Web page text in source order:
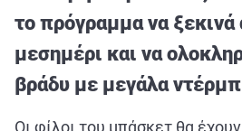
BLOGS
QUIZ
το πρόγραμμα να ξεκινά
μεσημέρι και να
βράδυ με μεγάλα
Οι φίλοι του μπάσκετ θα